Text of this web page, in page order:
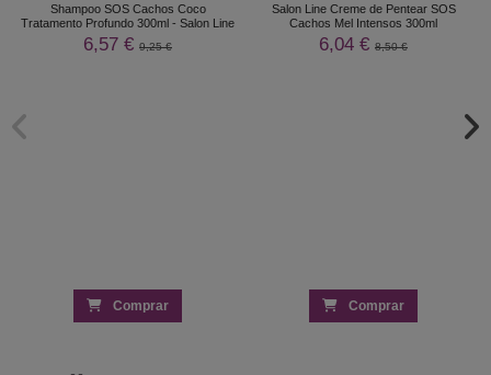
Shampoo SOS Cachos Coco
Tratamento Profundo 300ml - Salon Line
6,57 € 9,25 €
Comprar
Salon Line Creme de Pentear SOS
Cachos Mel Intensos 300ml
6,04 € 8,50 €
Comprar